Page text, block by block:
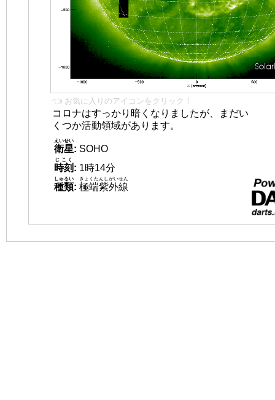
👈 お気に入りのアイコンをクリック！
コロナはすっかり暗くなりましたが、まだい
くつか活動領域があります。
衛星
えいせい
: SOHO
時刻
じこく
: 1時14分
種類
しゅるい
: 極端紫外線
きょくたんしがいせん